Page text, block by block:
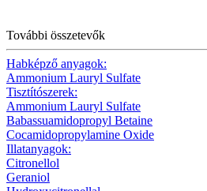
További összetevők
Habképző anyagok:
Ammonium Lauryl Sulfate
Tisztítószerek:
Ammonium Lauryl Sulfate
Babassuamidopropyl Betaine
Cocamidopropylamine Oxide
Illatanyagok:
Citronellol
Geraniol